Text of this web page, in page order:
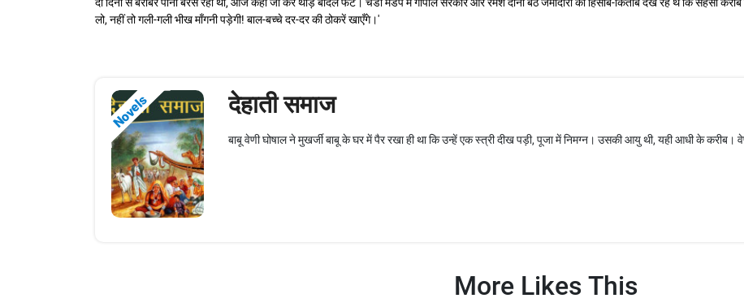
लो, नहीं तो गली-गली भीख माँगनी पड़ेगी! बाल-बच्चे दर-दर की ठोकरें खाएँगे।'
Novels देहाती समाज
बाबू वेणी घोषाल ने मुखर्जी बाबू के घर में पैर रखा ही था कि उन्हें एक स्त्री दीख पड़ी, पूजा में निमग्न। उसकी आयु थी, यही आधी के करीब।
More Likes This